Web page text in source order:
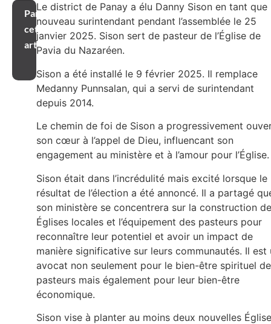
Partager
cet
article
Le district de Panay a élu Danny Sison en tant que
nouveau surintendant pendant l’assemblée le 25
janvier 2025. Sison sert de pasteur de l’Église de
Pavia du Nazaréen.
Sison a été installé le 9 février 2025. Il remplace
Medanny Punnsalan, qui a servi de surintendant
depuis 2014.
Le chemin de foi de Sison a progressivement
son cœur à l’appel de Dieu, influencant son
engagement au ministère et à l’amour pour l’Église.
Sison était dans l’incrédulité mais excité lorsque le
résultat de l’élection a été annoncé. Il a partagé
son ministère se concentrera sur la construction
Églises locales et l’équipement des pasteurs pour
reconnaître leur potentiel et avoir un impact de
manière significative sur leurs communautés. Il est
avocat non seulement pour le bien-être spirituel
pasteurs mais également pour leur bien-être
économique.
Sison vise à planter au moins deux nouvelles